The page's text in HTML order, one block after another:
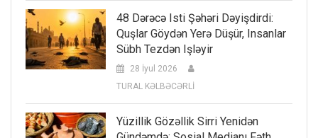
48 Dərəcə Isti Şəhəri Dəyişdirdi:
Quşlar Göydən Yerə Düşür, Insanlar
Sübh Tezdən Işləyir
28 İyul 2026
TURAL KƏLBƏCƏRLİ
Yüzillik Gözəllik Sirri Yenidən